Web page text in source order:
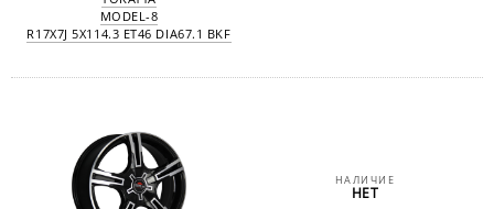
MODEL-8
R17X7J 5X114.3 ET46 DIA67.1 BKF
НАЛИЧИЕ
НЕТ